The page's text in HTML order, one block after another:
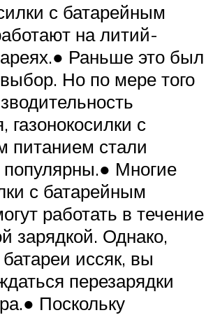
с батарейным
на литий-
Раньше это был
Но по мере того
газонокосилки с
питанием стали
популярны.● Многие
с батарейным
работать в течение
зарядкой. Однако,
иссяк, вы
перезарядки
Поскольку